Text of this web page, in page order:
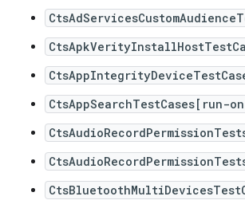
CtsAppSearchTestCases[run-